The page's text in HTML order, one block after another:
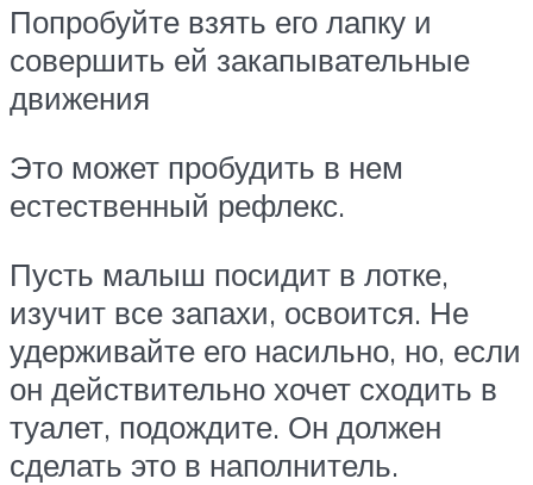
Попробуйте взять его лапку и
совершить ей закапывательные
движения
Это может пробудить в нем
естественный рефлекс.
Пусть малыш посидит в лотке,
изучит все запахи, освоится. Не
удерживайте его насильно, но, если
он действительно хочет сходить в
туалет, подождите. Он должен
сделать это в наполнитель.